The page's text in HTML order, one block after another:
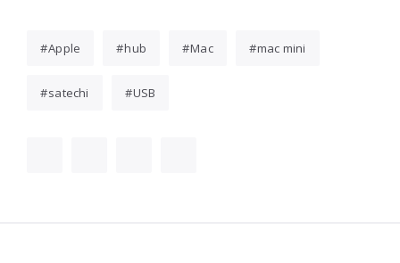
Apple hub Mac mac mini
satechi USB